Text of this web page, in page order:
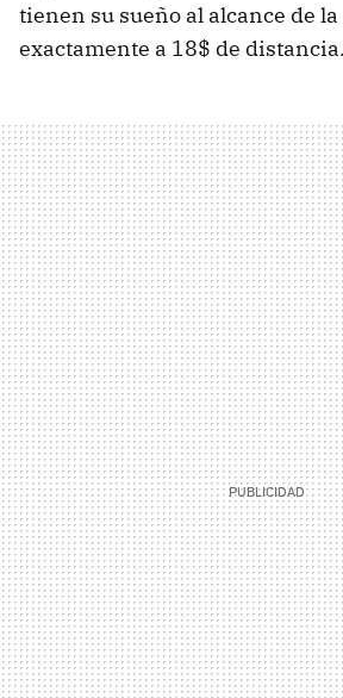
tienen su sueño al alcance de la
exactamente a 18$ de distancia.